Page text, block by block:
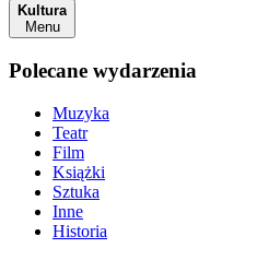
Kultura
Menu
Polecane wydarzenia
Muzyka
Teatr
Film
Książki
Sztuka
Inne
Historia